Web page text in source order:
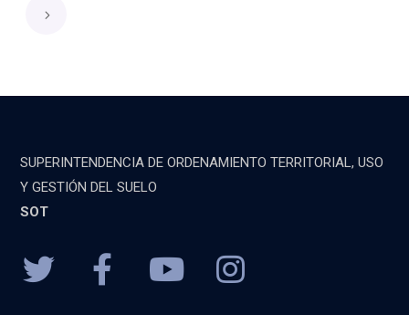
SUPERINTENDENCIA DE ORDENAMIENTO TERRITORIAL, USO
Y GESTIÓN DEL SUELO
SOT